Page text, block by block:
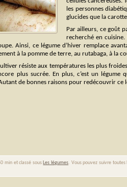
les personnes
glucides que la
Par ailleurs, ce goût
recherché en
Ainsi, ce légume d’hiver remplace
à la pomme de terre, au rutabaga, à la
résiste aux températures les plus
plus sucrée. En plus, c’est un
de bonnes raisons pour redécouvrir ce
min et classé sous Les légumes. Vous pouvez suivre toutes